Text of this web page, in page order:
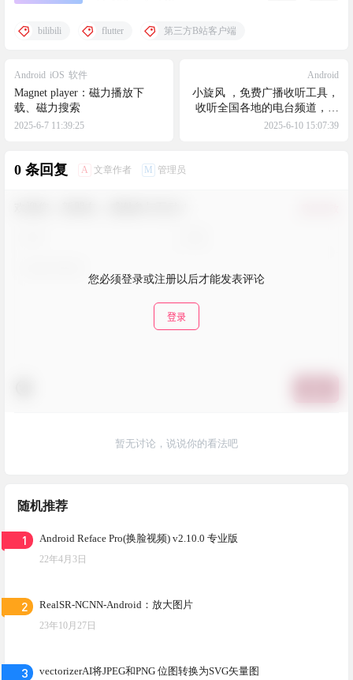
bilibili flutter 第三方B站客户端
Android iOS 软件
Magnet player：磁力播放下
载、磁力搜索
2025-6-7 11:39:25
Android
小旋风 ，免费广播收听工具，
收听全国各地的电台频道，评
书、脱口秀、曲艺等
2025-6-10 15:07:39
0 条回复 A 文章作者 M 管理员
您必须登录或注册以后才能发表评论
登录
暂无讨论，说说你的看法吧
随机推荐
1 Android Reface Pro(换脸视频) v2.10.0 专业版
22年4月3日
2 RealSR-NCNN-Android：放大图片
23年10月27日
3 vectorizerAI将JPEG和PNG 位图转换为SVG矢量图